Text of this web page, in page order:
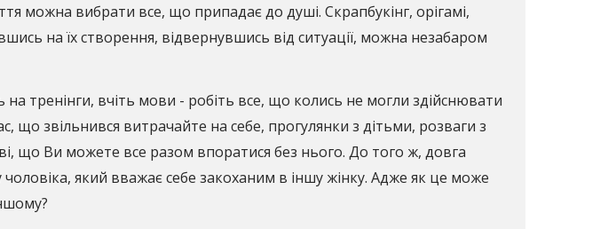
можна вибрати все, що припадає до душі. Скрапбукінг, орігамі,
на їх створення, відвернувшись від ситуації, можна незабаром
тренінги, вчіть мови - робіть все, що колись не могли здійснювати
що звільнився витрачайте на себе, прогулянки з дітьми, розваги з
що Ви можете все разом впоратися без нього. До того ж, довга
який вважає себе закоханим в іншу жінку. Адже як це може